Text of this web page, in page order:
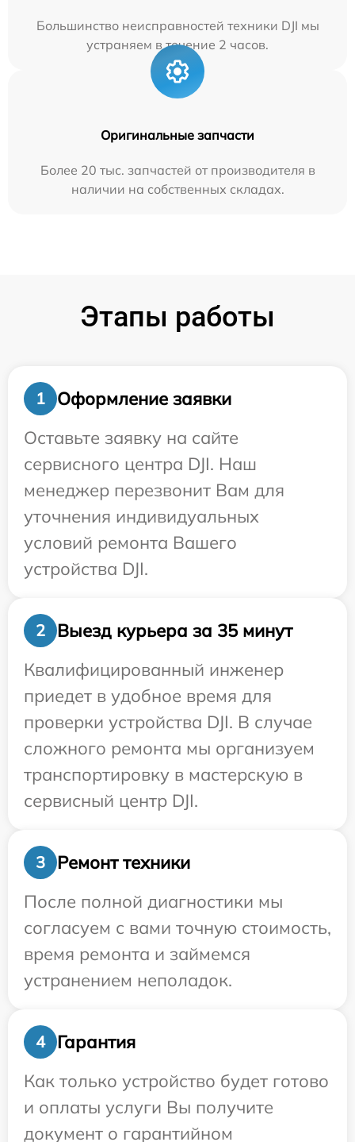
Большинство неисправностей техники DJI мы
устраняем в течение 2 часов.
Оригинальные запчасти
Более 20 тыс. запчастей от производителя в
наличии на собственных складах.
Этапы работы
1
Оформление заявки
Оставьте заявку на сайте
сервисного центра DJI. Наш
менеджер перезвонит Вам для
уточнения индивидуальных
условий ремонта Вашего
устройства DJI.
2
Выезд курьера за 35 минут
Квалифицированный инженер
приедет в удобное время для
проверки устройства DJI. В случае
сложного ремонта мы организуем
транспортировку в мастерскую в
сервисный центр DJI.
3
Ремонт техники
После полной диагностики мы
согласуем с вами точную стоимость,
время ремонта и займемся
устранением неполадок.
4
Гарантия
Как только устройство будет готово
и оплаты услуги Вы получите
документ о гарантийном